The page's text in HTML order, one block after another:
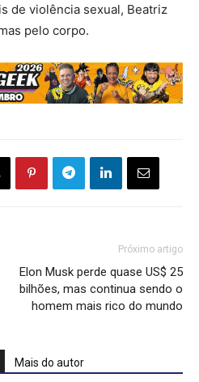
de violência sexual, Beatriz
pelo corpo.
Próximo artigo
Elon Musk perde quase US$ 25
bilhões, mas continua sendo o
homem mais rico do mundo
Mais do autor